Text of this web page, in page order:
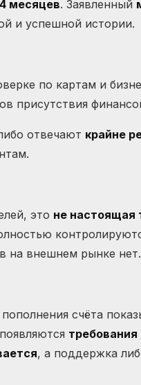
4 месяцев. Заявленный
и успешной истории.
по картам и
присутствия
отвечают крайне
это не настоящая
на внешнем рынке нет.
счёта
, а поддержка